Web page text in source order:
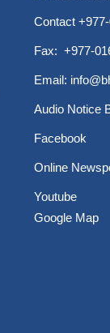
Contact
Fax: +977-
Email:
Audio Notice
Facebook
Online
Youtube
Google Map